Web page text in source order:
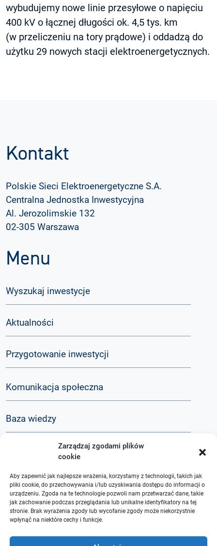
Zarządzaj zgodami plików
cookie
Aby zapewnić jak najlepsze wrażenia, korzystamy z technologii, takich jak
pliki cookie, do przechowywania i/lub uzyskiwania dostępu do informacji o
urządzeniu. Zgoda na te technologie pozwoli nam przetwarzać dane, takie
jak zachowanie podczas przeglądania lub unikalne identyfikatory na tej
stronie. Brak wyrażenia zgody lub wycofanie zgody może niekorzystnie
wpłynąć na niektóre cechy i funkcje.
wybudujemy nowe linie przesyłowe o napięciu
400 kV o łącznej długości ok. 4,5 tys. km
(w przeliczeniu na tory prądowe) i oddadzą do
użytku 29 nowych stacji elektroenergetycznych.
Kontakt
Polskie Sieci Elektroenergetyczne S.A.
Centralna Jednostka Inwestycyjna
Al. Jerozolimskie 132
02-305 Warszawa
Menu
Wyszukaj inwestycje
Aktualności
Przygotowanie inwestycji
Komunikacja społeczna
Baza wiedzy
O nas